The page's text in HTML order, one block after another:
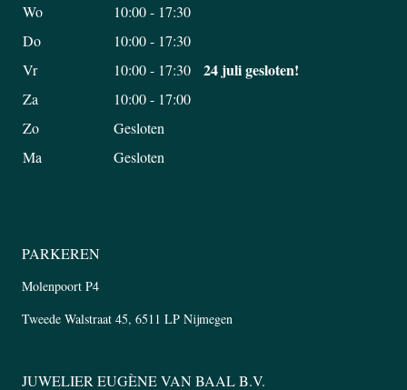
Wo
10:00 - 17:30
Do
10:00 - 17:30
Vr
10:00 - 17:30 24 juli gesloten!
Za
10:00 - 17:00
Zo
Gesloten
Ma
Gesloten
PARKEREN
Molenpoort P4
Tweede Walstraat 45, 6511 LP Nijmegen
JUWELIER EUGÈNE VAN BAAL B.V.